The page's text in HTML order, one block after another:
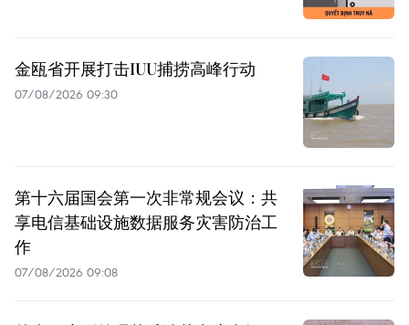
金瓯省开展打击IUU捕捞高峰行动
07/08/2026 09:30
第十六届国会第一次非常规会议：共
享电信基础设施数据服务灾害防治工
作
07/08/2026 09:08